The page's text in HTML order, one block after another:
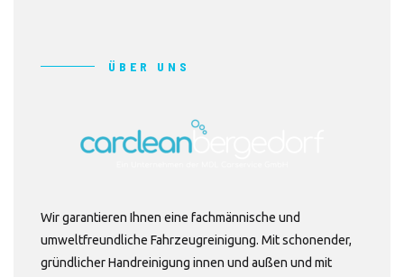
ÜBER UNS
Wir garantieren Ihnen eine fachmännische und
umweltfreundliche Fahrzeugreinigung. Mit schonender,
gründlicher Handreinigung innen und außen und mit